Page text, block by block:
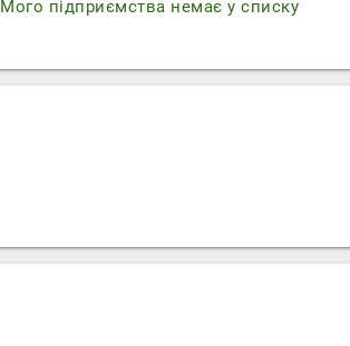
Мого підприємства немає у списку